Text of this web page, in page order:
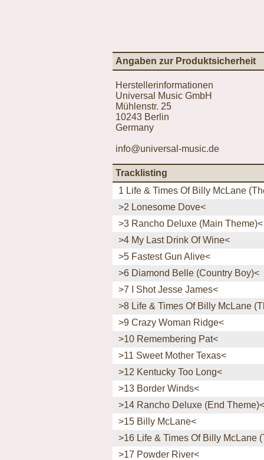
Angaben zur Produktsicherheit
Herstellerinformationen
Universal Music GmbH
Mühlenstr. 25
10243 Berlin
Germany
info@universal-music.de
Tracklisting
1 Life & Times Of Billy McLane
>2 Lonesome Dove<
>3 Rancho Deluxe (Main Theme)<
>4 My Last Drink Of Wine<
>5 Fastest Gun Alive<
>6 Diamond Belle (Country Boy)<
>7 I Shot Jesse James<
>8 Life & Times Of Billy McLane
>9 Crazy Woman Ridge<
>10 Remembering Pat<
>11 Sweet Mother Texas<
>12 Kentucky Too Long<
>13 Border Winds<
>14 Rancho Deluxe (End Theme)<
>15 Billy McLane<
>16 Life & Times Of Billy McLane
>17 Powder River<